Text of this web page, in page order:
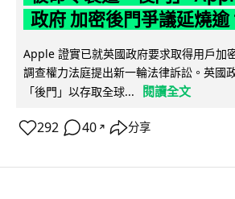
政府 加密後門爭議延燒逾
Apple 證實已就英國政府要求取得用戶加
調查權力法庭提出新一輪法律訴訟。英國
「後門」以存取全球...
閱讀全文
292 40 ↗ 分享